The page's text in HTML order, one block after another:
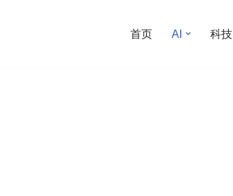
首页 AI 科技